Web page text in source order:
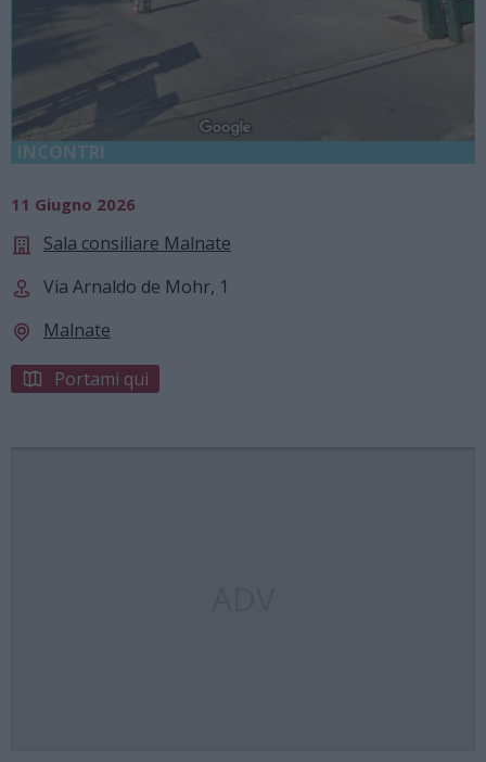
INCONTRI
11 Giugno 2026
Sala consiliare Malnate
Via Arnaldo de Mohr, 1
Malnate
Portami qui